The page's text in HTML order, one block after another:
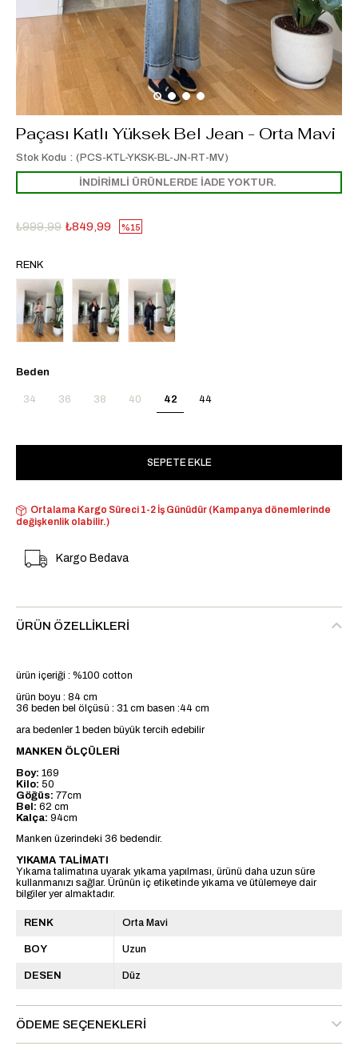
Paçası Katlı Yüksek Bel Jean - Orta Mavi
Stok Kodu (PCS-KTL-YKSK-BL-JN-RT-MV)
İNDİRİMLİ ÜRÜNLERDE İADE YOKTUR.
₺999,99 ₺849,99 15
RENK
Beden
34 36 38 40 42 44
Ortalama Kargo Süreci 1-2 İş Günüdür (Kampanya dönemlerinde
değişkenlik olabilir.)
Kargo Bedava
ÜRÜN ÖZELLIKLERI
ürün içeriği : %100 cotton
ürün boyu : 84 cm
36 beden bel ölçüsü : 31 cm basen :44 cm
ara bedenler 1 beden büyük tercih edebilir
MANKEN ÖLÇÜLERİ
Boy: 169
Kilo: 50
Göğüs: 77cm
Bel: 62 cm
Kalça: 94cm
Manken üzerindeki 36 bedendir.
YIKAMA TALİMATI
Yıkama talimatına uyarak yıkama yapılması, ürünü daha uzun süre
kullanmanızı sağlar. Ürünün iç etiketinde yıkama ve ütülemeye dair
bilgiler yer almaktadır.
RENK Orta Mavi
BOY Uzun
DESEN Düz
ÖDEME SEÇENEKLERI